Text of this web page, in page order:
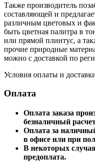
Также производитель
составляющей и
различным цветовых и
быть цветная палитра в
или прямой плинтус, а
прочие природные
можно с доставкой по
Условия оплаты и
Оплата
Оплата заказа
безналичный
Оплата за
в офисе или при
В некоторых
предоплата.